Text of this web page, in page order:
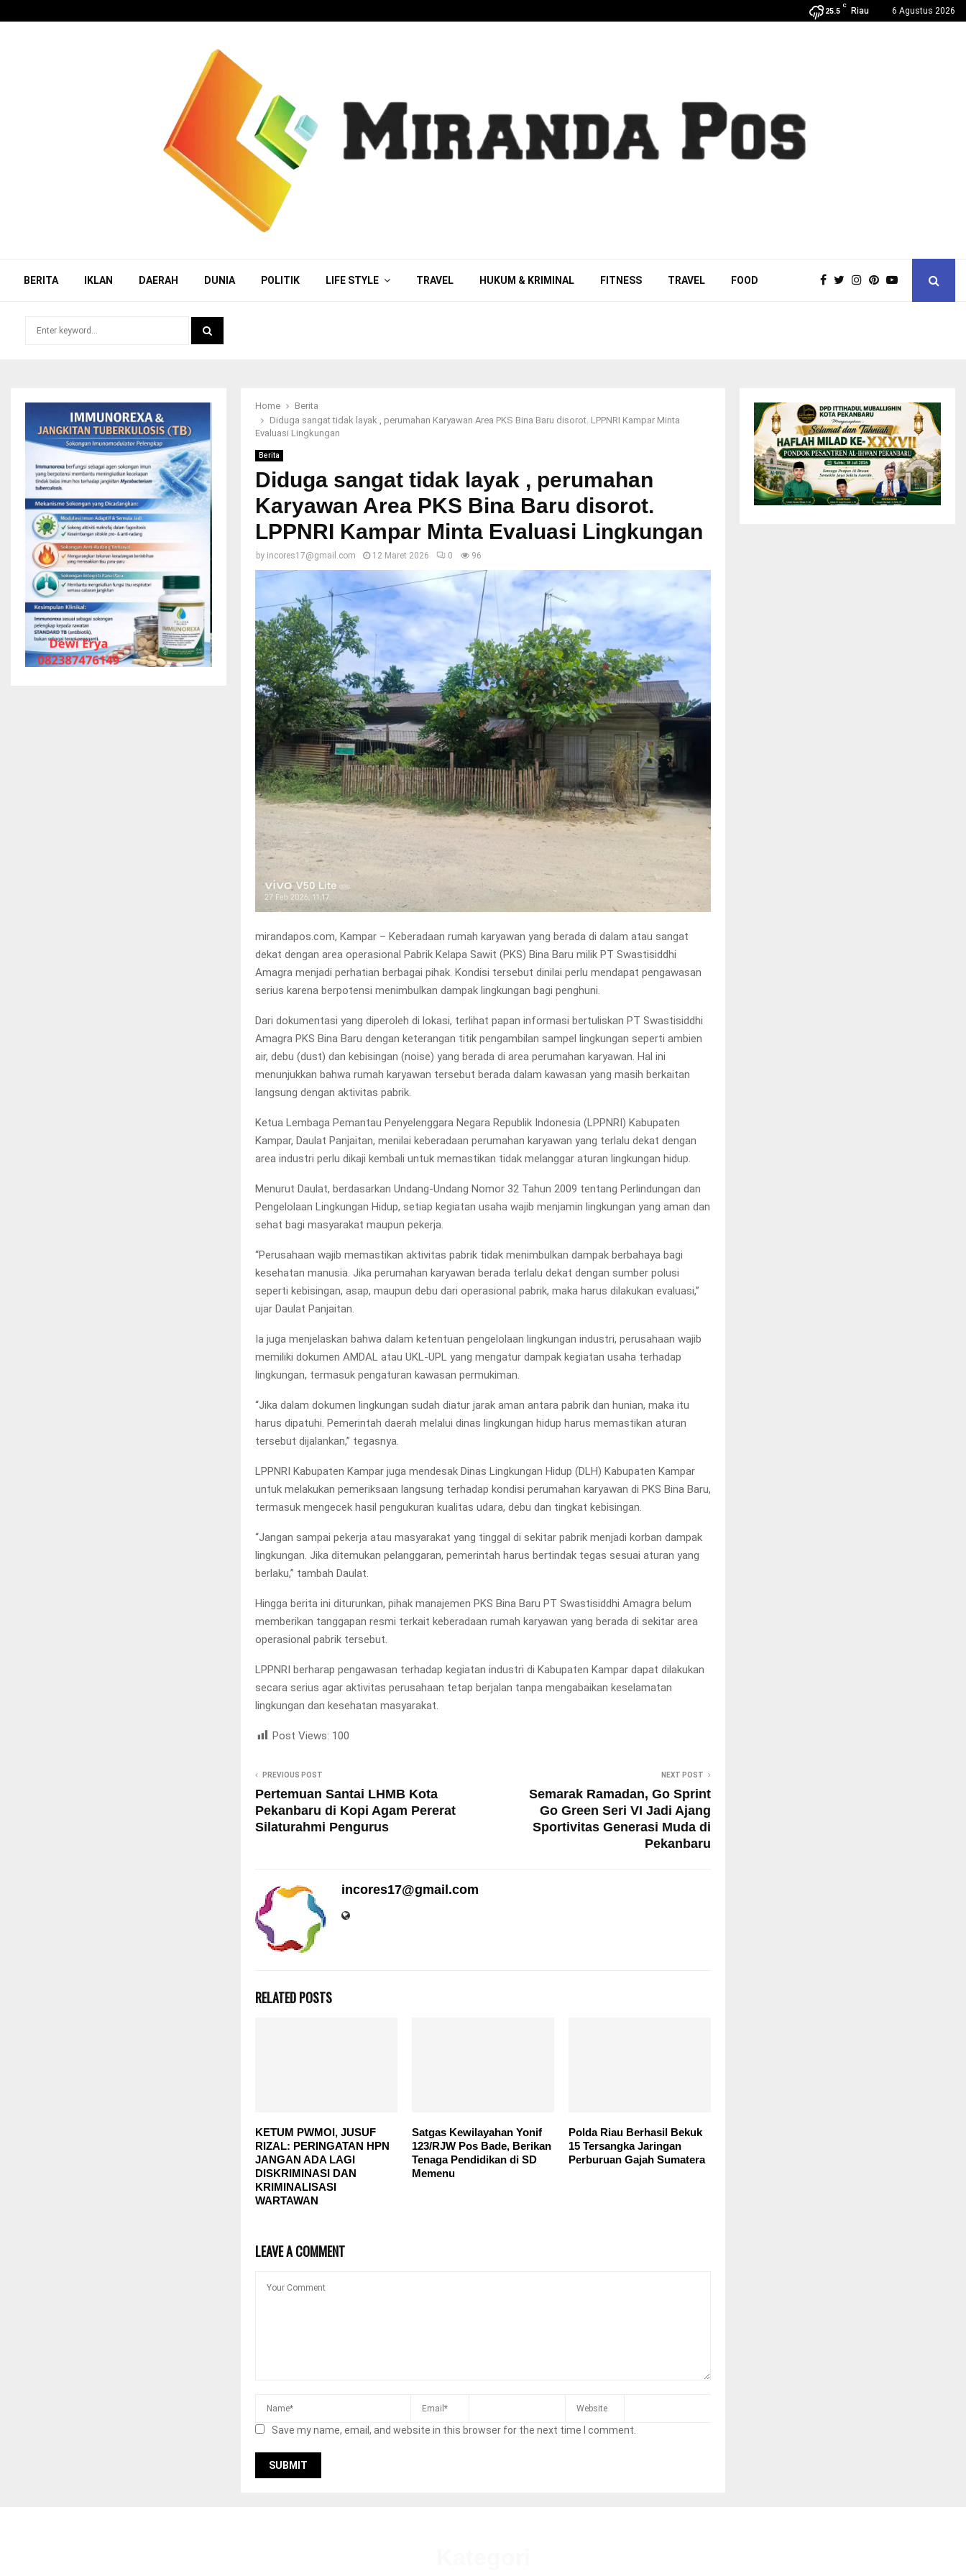
25.5
C
Riau 6 Agustus 2026
BERITA IKLAN DAERAH DUNIA POLITIK LIFE STYLE TRAVEL HUKUM & KRIMINAL FITNESS TRAVEL FOOD
Home
Berita
Diduga sangat tidak layak , perumahan Karyawan Area PKS Bina Baru disorot. LPPNRI Kampar Minta
Evaluasi Lingkungan
Berita
Diduga sangat tidak layak , perumahan
Karyawan Area PKS Bina Baru disorot.
LPPNRI Kampar Minta Evaluasi Lingkungan
by incores17@gmail.com 12 Maret 2026 0 96
mirandapos.com, Kampar – Keberadaan rumah karyawan yang berada di dalam atau sangat
dekat dengan area operasional Pabrik Kelapa Sawit (PKS) Bina Baru milik PT Swastisiddhi
Amagra menjadi perhatian berbagai pihak. Kondisi tersebut dinilai perlu mendapat pengawasan
serius karena berpotensi menimbulkan dampak lingkungan bagi penghuni.
Dari dokumentasi yang diperoleh di lokasi, terlihat papan informasi bertuliskan PT Swastisiddhi
Amagra PKS Bina Baru dengan keterangan titik pengambilan sampel lingkungan seperti ambien
air, debu (dust) dan kebisingan (noise) yang berada di area perumahan karyawan. Hal ini
menunjukkan bahwa rumah karyawan tersebut berada dalam kawasan yang masih berkaitan
langsung dengan aktivitas pabrik.
Ketua Lembaga Pemantau Penyelenggara Negara Republik Indonesia (LPPNRI) Kabupaten
Kampar, Daulat Panjaitan, menilai keberadaan perumahan karyawan yang terlalu dekat dengan
area industri perlu dikaji kembali untuk memastikan tidak melanggar aturan lingkungan hidup.
Menurut Daulat, berdasarkan Undang-Undang Nomor 32 Tahun 2009 tentang Perlindungan dan
Pengelolaan Lingkungan Hidup, setiap kegiatan usaha wajib menjamin lingkungan yang aman dan
sehat bagi masyarakat maupun pekerja.
“Perusahaan wajib memastikan aktivitas pabrik tidak menimbulkan dampak berbahaya bagi
kesehatan manusia. Jika perumahan karyawan berada terlalu dekat dengan sumber polusi
seperti kebisingan, asap, maupun debu dari operasional pabrik, maka harus dilakukan evaluasi,”
ujar Daulat Panjaitan.
Ia juga menjelaskan bahwa dalam ketentuan pengelolaan lingkungan industri, perusahaan wajib
memiliki dokumen AMDAL atau UKL-UPL yang mengatur dampak kegiatan usaha terhadap
lingkungan, termasuk pengaturan kawasan permukiman.
“Jika dalam dokumen lingkungan sudah diatur jarak aman antara pabrik dan hunian, maka itu
harus dipatuhi. Pemerintah daerah melalui dinas lingkungan hidup harus memastikan aturan
tersebut dijalankan,” tegasnya.
LPPNRI Kabupaten Kampar juga mendesak Dinas Lingkungan Hidup (DLH) Kabupaten Kampar
untuk melakukan pemeriksaan langsung terhadap kondisi perumahan karyawan di PKS Bina Baru,
termasuk mengecek hasil pengukuran kualitas udara, debu dan tingkat kebisingan.
“Jangan sampai pekerja atau masyarakat yang tinggal di sekitar pabrik menjadi korban dampak
lingkungan. Jika ditemukan pelanggaran, pemerintah harus bertindak tegas sesuai aturan yang
berlaku,” tambah Daulat.
Hingga berita ini diturunkan, pihak manajemen PKS Bina Baru PT Swastisiddhi Amagra belum
memberikan tanggapan resmi terkait keberadaan rumah karyawan yang berada di sekitar area
operasional pabrik tersebut.
LPPNRI berharap pengawasan terhadap kegiatan industri di Kabupaten Kampar dapat dilakukan
secara serius agar aktivitas perusahaan tetap berjalan tanpa mengabaikan keselamatan
lingkungan dan kesehatan masyarakat.
Post Views: 100
PREVIOUS POST
Pertemuan Santai LHMB Kota
Pekanbaru di Kopi Agam Pererat
Silaturahmi Pengurus
NEXT POST
Semarak Ramadan, Go Sprint
Go Green Seri VI Jadi Ajang
Sportivitas Generasi Muda di
Pekanbaru
incores17@gmail.com
RELATED POSTS
KETUM PWMOI, JUSUF
RIZAL: PERINGATAN HPN
JANGAN ADA LAGI
DISKRIMINASI DAN
KRIMINALISASI
WARTAWAN
Satgas Kewilayahan Yonif
123/RJW Pos Bade, Berikan
Tenaga Pendidikan di SD
Memenu
Polda Riau Berhasil Bekuk
15 Tersangka Jaringan
Perburuan Gajah Sumatera
LEAVE A COMMENT
Save my name, email, and website in this browser for the next time I comment.